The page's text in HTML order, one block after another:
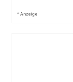
* Anzeige